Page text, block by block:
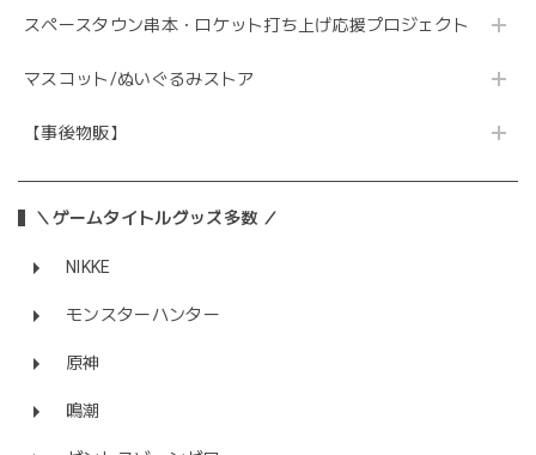
スペースタウン串本・ロケット打ち上げ応援プロジェクト
マスコット/ぬいぐるみストア
【事後物販】
＼ゲームタイトルグッズ多数 ／
NIKKE
モンスターハンター
原神
鳴潮